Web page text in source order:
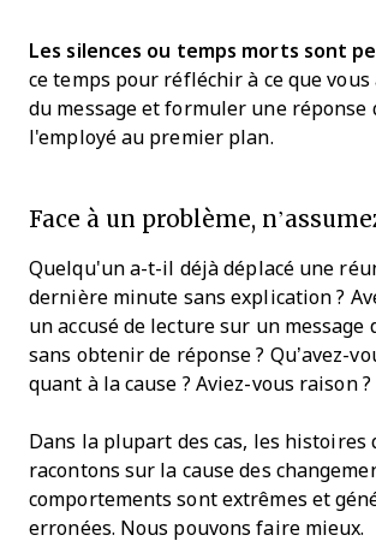
Les silences ou temps morts sont
ce temps pour réfléchir à ce que vous
du message et formuler une réponse
l'employé au premier plan.
Face à un problème,
Quelqu'un a-t-il déjà déplacé une
dernière minute sans explication ?
un accusé de lecture sur un message
sans obtenir de réponse ? Qu’avez-
quant à la cause ? Aviez-vous raison ?
Dans la plupart des cas, les histoires
racontons sur la cause des
comportements sont extrêmes et
erronées. Nous pouvons faire mieux.